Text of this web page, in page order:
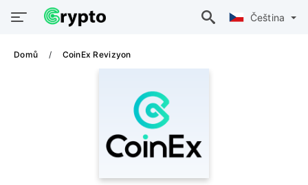
Čeština
Domů CoinEx Revizyon